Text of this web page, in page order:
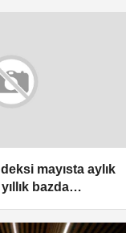
mayısta aylık
bazda